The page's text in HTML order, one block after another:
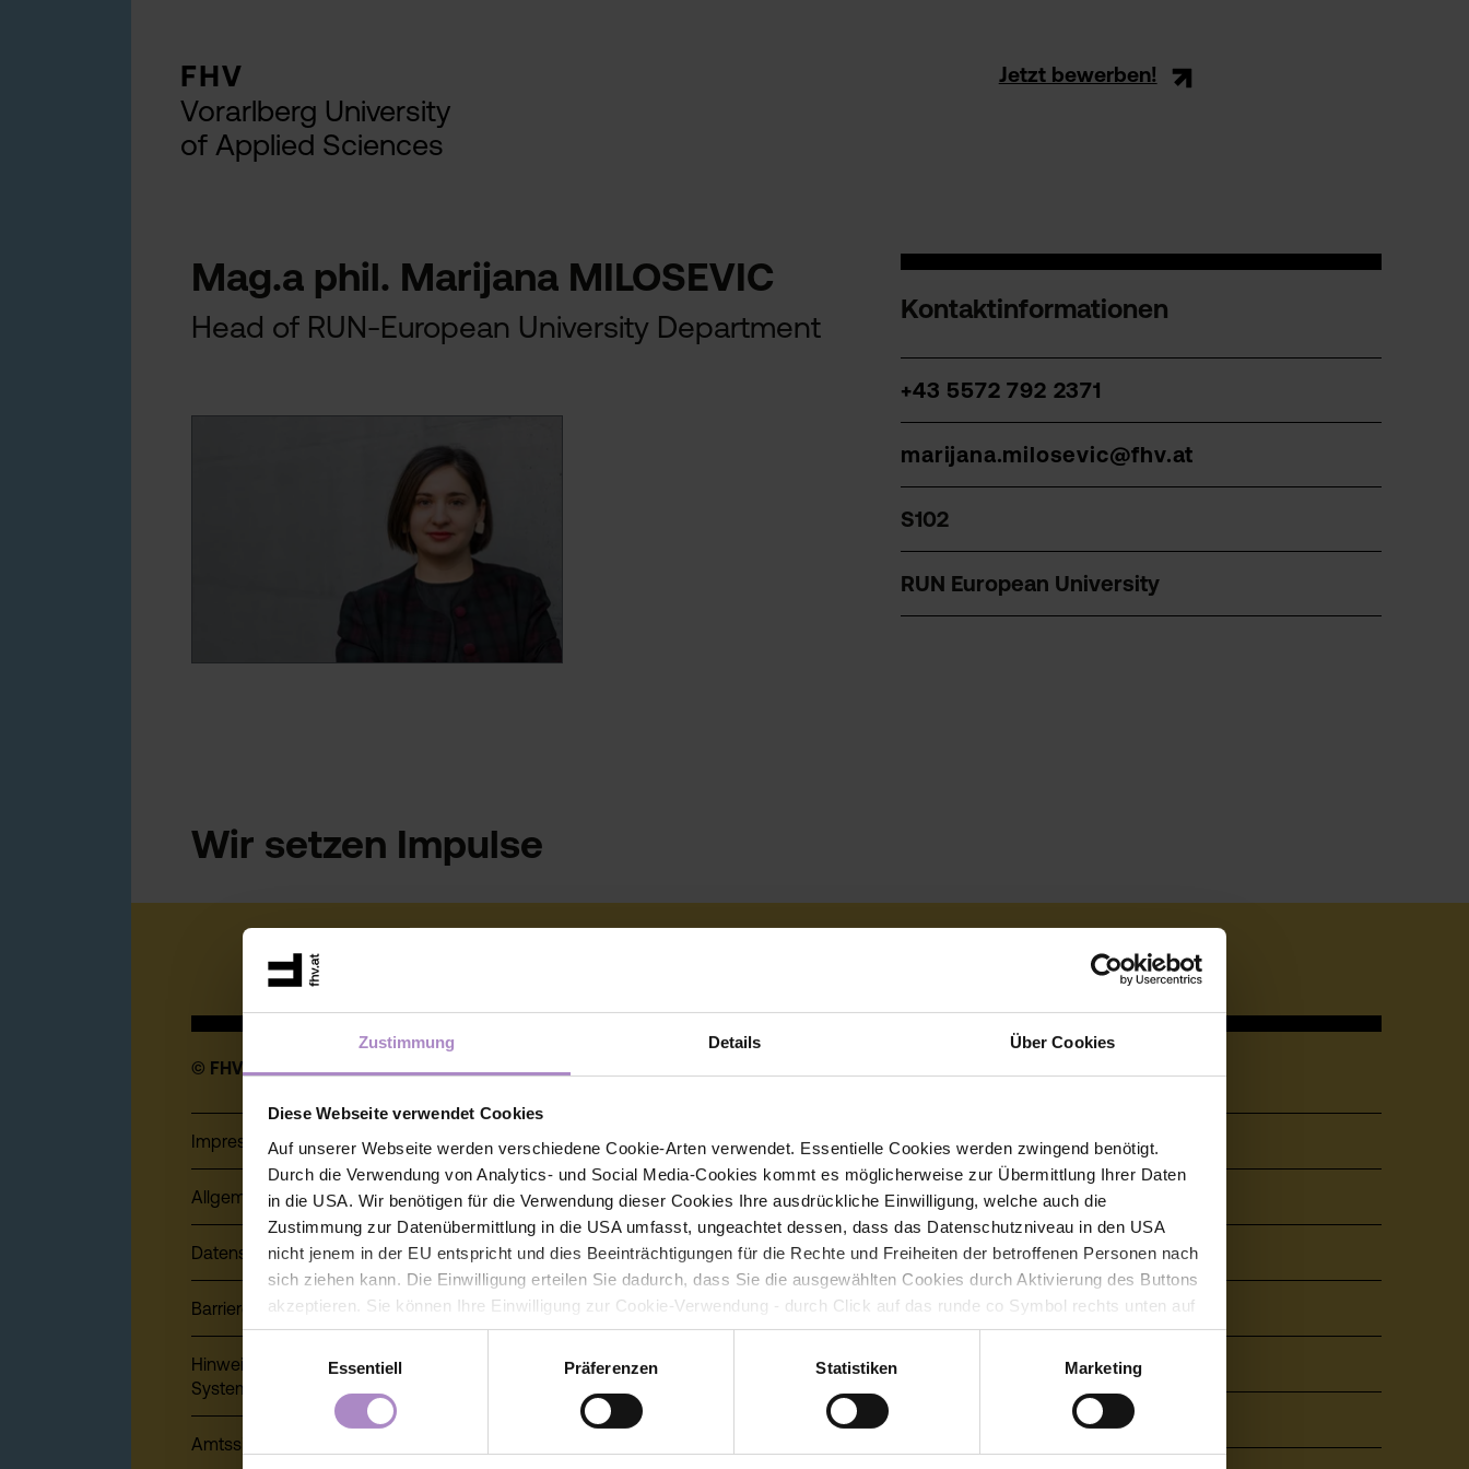
Zustimmung Details Über Cookies
Diese Webseite verwendet Cookies
Auf unserer Webseite werden verschiedene Cookie-Arten verwendet. Essentielle Cookies werden zwingend benötigt.
Durch die Verwendung von Analytics- und Social Media-Cookies kommt es möglicherweise zur Übermittlung Ihrer Daten
in die USA. Wir benötigen für die Verwendung dieser Cookies Ihre ausdrückliche Einwilligung, welche auch die
Zustimmung zur Datenübermittlung in die USA umfasst, ungeachtet dessen, dass das Datenschutzniveau in den USA
nicht jenem in der EU entspricht und dies Beeinträchtigungen für die Rechte und Freiheiten der betroffenen Personen nach
sich ziehen kann. Die Einwilligung erteilen Sie dadurch, dass Sie die ausgewählten Cookies durch Aktivierung des Buttons
akzeptieren. Sie können Ihre Einwilligung zur Cookie-Verwendung - durch Click auf das runde co Symbol rechts unten auf
der Webseite - jederzeit widerrufen. Durch den Widerruf der Einwilligung wird die Rechtmäßigkeit der aufgrund der
Einwilligung bis zum Widerruf erfolgten Verarbeitung nicht berührt. Weitere Informationen zum Datenschutz finden Sie
Einwilligungsauswahl
Essentiell
Präferenzen Statistiken Marketing
FHV
Vorarlberg University
of Applied Sciences
Jetzt bewerben!
Mag.a phil. Marijana MILOSEVIC
Head of RUN-European University Department
Kontaktinformationen
+43 5572 792 2371
marijana.milosevic@fhv.at
S102
RUN European University
Wir setzen Impulse
© FHV 2026
Impressum
Allgemeine Geschäftsbedingungen
Datenschutz
Barrierefreiheitserklärung
Hinweisgeber:innensystem (Whistleblower-
System)
Amtssignatur, elektronische Signatur
FHV - Vorarlberg University of Applied Sciences
CAMPUS V, Hochschulstraße 1
Österreich
+43 5572 792
info@fhv.at
Newsletter abonnieren
Über die FHV
Karriere
Bibliothek
Mensa & Café Campus